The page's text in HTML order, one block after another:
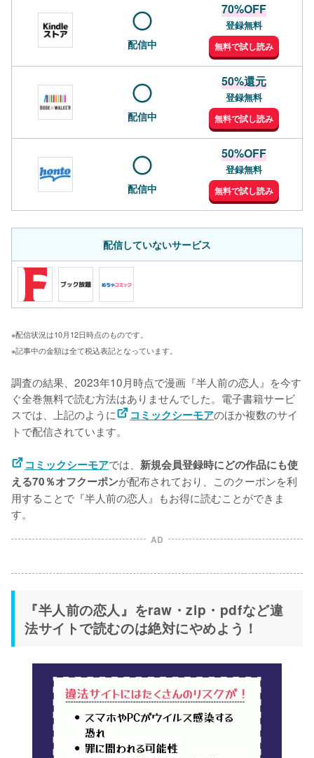
配信中
70%OFF
登録無料
無料で試し読み
配信中
50%還元
登録無料
無料で試し読み
配信中
50%OFF
登録無料
無料で試し読み
配信していないサービス
※配信状況は10月12日時点のものです。
※記事中の金額は全て税込表記となっています。
調査の結果、2023年10月時点で漫画『半人前の恋人』を今す
ぐ全巻無料で読む方法はありませんでした。電子書籍サービ
スでは、上記のように
コミックシーモアのほか複数のサイ
トで配信されています。
コミックシーモアでは、 新規会員登録時にどの作品にも使
える70％オフクーポンが配布されており、このクーポンを利
用することで『半人前の恋人』もお得に読むことができま
す。
AD
『半人前の恋人』をraw・zip・pdfなど違
法サイトで読むのは絶対にやめよう！